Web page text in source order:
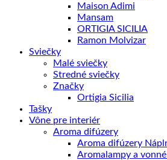
Maison Adimi
Mansam
ORTIGIA SICILIA
Ramon Molvizar
Sviečky
Malé sviečky
Stredné sviečky
Značky
Ortigia Sicilia
Tašky
Vône pre interiér
Aroma difúzery
Aroma difúzery
Aromalampy a